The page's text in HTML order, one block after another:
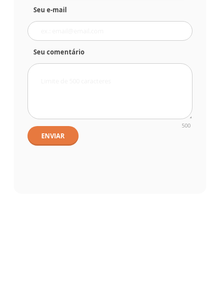
Seu e-mail
Seu comentário
500
ENVIAR